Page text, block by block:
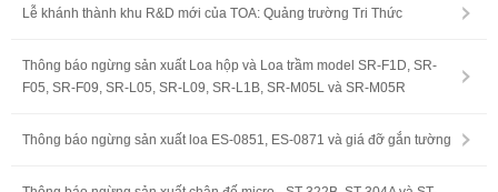
Lễ khánh thành khu R&D mới của TOA: Quảng trường Tri Thức
Thông báo ngừng sản xuất Loa hộp và Loa trầm model SR-F1D, SR-
F05, SR-F09, SR-L05, SR-L09, SR-L1B, SR-M05L và SR-M05R
Thông báo ngừng sản xuất loa ES-0851, ES-0871 và giá đỡ gắn tường